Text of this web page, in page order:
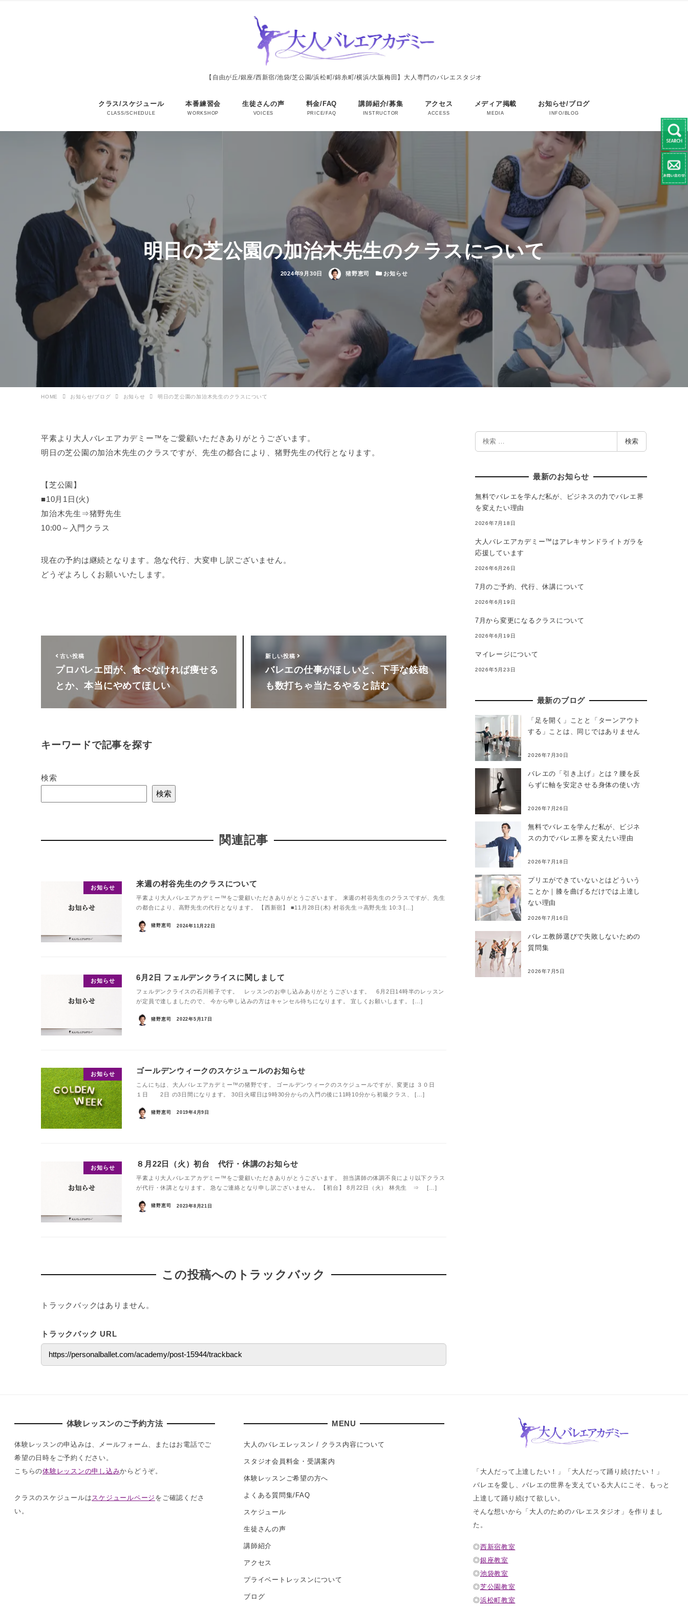
【自由が丘/銀座/西新宿/池袋/芝公園/浜松町/錦糸町/横浜/大阪梅田】大人専門のバレエスタジオ
クラス/スケジュール
CLASS/SCHEDULE
本番練習会
WORKSHOP
生徒さんの声
VOICES
料金/FAQ
PRICE/FAQ
講師紹介/募集
INSTRUCTOR
アクセス
ACCESS
メディア掲載
MEDIA
お知らせ/ブログ
INFO/BLOG
明日の芝公園の加治木先生のクラスについて
投
日
2024年9月30日
著
猪野恵司
カ
ー
お知らせ
HOME お知らせ/ブログ お知らせ 明日の芝公園の加治木先生のクラスについて
平素より大人バレエアカデミー™をご愛顧いただきありがとうございます。
明日の芝公園の加治木先生のクラスですが、先生の都合により、猪野先生の代行となります。
【芝公園】
■10月1日(火)
加治木先生⇒猪野先生
10:00～入門クラス
現在の予約は継続となります。急な代行、大変申し訳ございません。
どうぞよろしくお願いいたします。
古い投稿
プロバレエ団が、食べなければ痩せる
とか、本当にやめてほしい
新しい投稿
バレエの仕事がほしいと、下手な鉄砲
も数打ちゃ当たるやると詰む
キーワードで記事を探す
検索
検索
関連記事
お知らせ 来週の村谷先生のクラスについて
平素より大人バレエアカデミー™をご愛顧いただきありがとうございます。 来週の村谷先生のクラスですが、先生
の都合により、高野先生の代行となります。 【西新宿】 ■11月28日(木) 村谷先生⇒高野先生 10:3 […]
猪野恵司 2024年11月22日
お知らせ 6月2日 フェルデンクライスに関しまして
フェルデンクライスの石川裕子です。 レッスンのお申し込みありがとうございます。 6月2日14時半のレッスン
が定員で達しましたので、 今から申し込みの方はキャンセル待ちになります。 宜しくお願いします。 […]
猪野恵司 2022年5月17日
お知らせ ゴールデンウィークのスケジュールのお知らせ
こんにちは、大人バレエアカデミー™の猪野です。 ゴールデンウィークのスケジュールですが、変更は ３０日
１日 2日 の3日間になります。 30日火曜日は9時30分からの入門の後に11時10分から初級クラス、 […]
猪野恵司 2019年4月9日
お知らせ ８月22日（火）初台 代行・休講のお知らせ
平素より大人バレエアカデミー™をご愛顧いただきありがとうございます。 担当講師の体調不良により以下クラス
が代行・休講となります。 急なご連絡となり申し訳ございません。 【初台】 8月22日（火） 林先生 ⇒ […]
猪野恵司 2023年8月21日
この投稿へのトラックバック
トラックバックはありません。
トラックバック URL
索
検索
最新のお知らせ
無料でバレエを学んだ私が、ビジネスの力でバレエ界
を変えたい理由
2026年7月18日
大人バレエアカデミー™はアレキサンドライトガラを
応援しています
2026年6月26日
7月のご予約、代行、休講について
2026年6月19日
7月から変更になるクラスについて
2026年6月19日
マイレージについて
2026年5月23日
最新のブログ
「足を開く」ことと「ターンアウト
する」ことは、同じではありません
2026年7月30日
バレエの「引き上げ」とは？腰を反
らずに軸を安定させる身体の使い方
2026年7月26日
無料でバレエを学んだ私が、ビジネ
スの力でバレエ界を変えたい理由
2026年7月18日
プリエができていないとはどういう
ことか｜膝を曲げるだけでは上達し
ない理由
2026年7月16日
バレエ教師選びで失敗しないための
質問集
2026年7月5日
体験レッスンのご予約方法
体験レッスンの申込みは、メールフォーム、またはお電話でご
希望の日時をご予約ください。
こちらの体験レッスンの申し込みからどうぞ。
クラスのスケジュールはスケジュールページ をご確認くださ
い。
MENU
大人のバレエレッスン / クラス内容について
スタジオ会員料金・受講案内
体験レッスンご希望の方へ
よくある質問集/FAQ
スケジュール
生徒さんの声
講師紹介
アクセス
プライベートレッスンについて
ブログ
「大人だって上達したい！」「大人だって踊り続けたい！」
バレエを愛し、バレエの世界を支えている大人にこそ、もっと
上達して踊り続けて欲しい。
そんな想いから「大人のためのバレエスタジオ」を作りまし
た。
◎西新宿教室
◎銀座教室
◎池袋教室
◎芝公園教室
◎浜松町教室